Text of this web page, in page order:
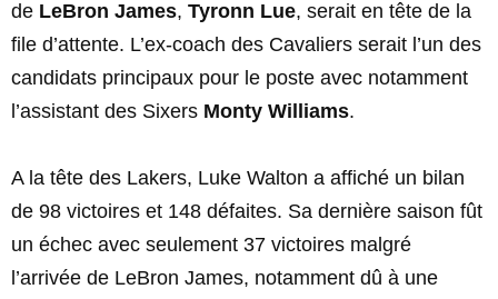
de LeBron James, Tyronn Lue, serait en tête de la
file d’attente. L’ex-coach des Cavaliers serait l’un des
candidats principaux pour le poste avec notamment
l’assistant des Sixers Monty Williams.
A la tête des Lakers, Luke Walton a affiché un bilan
de 98 victoires et 148 défaites. Sa dernière saison fût
un échec avec seulement 37 victoires malgré
l’arrivée de LeBron James, notamment dû à une